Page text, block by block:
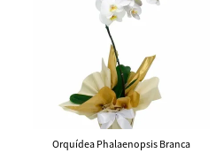
Orquídea Phalaenopsis Branca